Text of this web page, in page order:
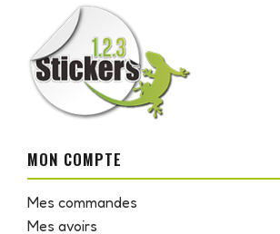
MON COMPTE
Mes commandes
Mes avoirs